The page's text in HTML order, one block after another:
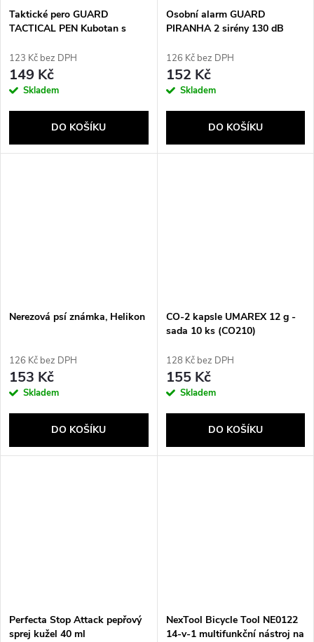
Taktické pero GUARD
TACTICAL PEN Kubotan s
123 Kč bez DPH
149 Kč
Skladem
DO KOŠÍKU
Osobní alarm GUARD
PIRANHA 2 sirény 130 dB
126 Kč bez DPH
152 Kč
Skladem
DO KOŠÍKU
Nerezová psí známka, Helikon
126 Kč bez DPH
153 Kč
Skladem
DO KOŠÍKU
CO-2 kapsle UMAREX 12 g -
sada 10 ks (CO210)
128 Kč bez DPH
155 Kč
Skladem
DO KOŠÍKU
Perfecta Stop Attack pepřový
sprej kužel 40 ml
NexTool Bicycle Tool NE0122
14-v-1 multifunkční nástroj na